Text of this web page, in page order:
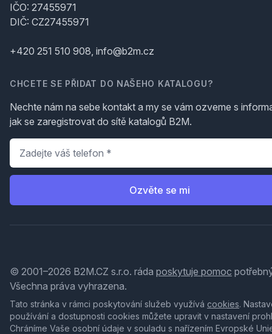
IČO: 27455971
DIČ: CZ27455971
+420 251 510 908, info@b2m.cz
CHCETE SE PŘIDAT DO NAŠEHO KATALOGU?
Nechte nám na sebe kontakt a my se vám ozveme s
jak se zaregistrovat do sítě katalogů B2M.
Telefon
Ozvěte se mi
© 2001–2026 B2M.CZ s.r.o. ráda poskytuje pomoc
Všechna práva vyhrazena.
Tato stránka v rámci poskytování služeb využívá cookies.
používání a dostupnosti cookies můžete upravit v nastavení
Chráníme Vaše osobní údaje v souladu s nařízením Evropské